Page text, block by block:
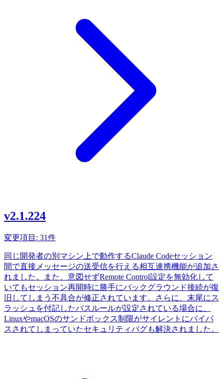
v2.1.224
変更項目: 31件
同じ開発者の別マシン上で動作するClaude Codeセッション
間で直接メッセージの送受信を行える相互連携機能が追加さ
れました。また、意図せずRemote Control設定を無効化して
いてもセッション再開時に勝手にバックグラウンド接続が復
旧してしまう不具合が修正されています。さらに、末尾にス
ラッシュを付記したパスルールが設定されている場合に、
LinuxやmacOSのサンドボックス制限がサイレントにバイパ
スされてしまっていたセキュリティバグも解決されました。